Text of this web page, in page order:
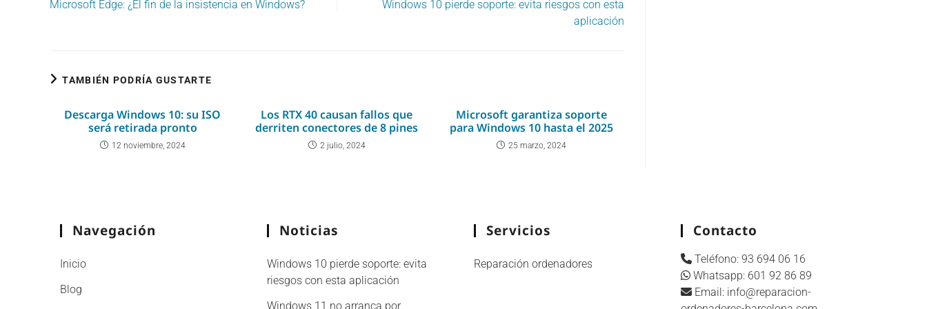
artículos
Microsoft Edge: ¿El fin de la insistencia en Windows?
Windows 10 pierde soporte: evita riesgos con esta
aplicación
TAMBIÉN PODRÍA GUSTARTE
Descarga Windows 10: su ISO
será retirada pronto
12 noviembre, 2024
Los RTX 40 causan fallos que
derriten conectores de 8 pines
2 julio, 2024
Microsoft garantiza soporte
para Windows 10 hasta el 2025
25 marzo, 2024
Navegación
Inicio
Blog
Noticias
Windows 10 pierde soporte: evita
riesgos con esta aplicación
Windows 11 no arranca por
Servicios
Reparación ordenadores
Contacto
Teléfono: 93 694 06 16
Whatsapp: 601 92 86 89
Email: info@reparacion-